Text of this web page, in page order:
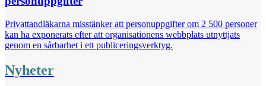
Privattandläkarna misstänker att personuppgifter om 2 500 personer
kan ha exponerats efter att organisationens webbplats utnyttjats
genom en sårbarhet i ett publiceringsverktyg.
Nyheter